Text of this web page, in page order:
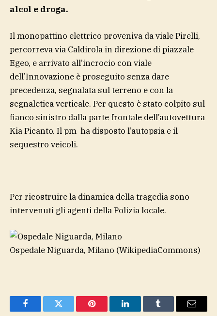
alcol e droga.
Il monopattino elettrico proveniva da viale Pirelli,
percorreva via Caldirola in direzione di piazzale
Egeo, e arrivato all’incrocio con viale
dell’Innovazione è proseguito senza dare
precedenza, segnalata sul terreno e con la
segnaletica verticale. Per questo è stato colpito sul
fianco sinistro dalla parte frontale dell’autovettura
Kia Picanto. Il pm ha disposto l’autopsia e il
sequestro veicoli.
Per ricostruire la dinamica della tragedia sono
intervenuti gli agenti della Polizia locale.
Ospedale Niguarda, Milano (WikipediaCommons)
FacebookTwitter Pinterest LinkedInTumblr Email